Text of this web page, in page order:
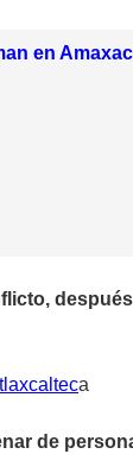
en
a
de